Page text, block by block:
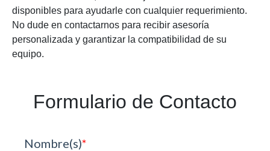
disponibles para ayudarle con cualquier requerimiento.
No dude en contactarnos para recibir asesoría
personalizada y garantizar la compatibilidad de su
equipo.
Formulario de Contacto